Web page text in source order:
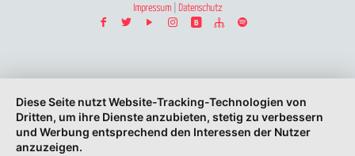
Impressum
Datenschutz
Diese Seite nutzt Website-Tracking-Technologien von
Dritten, um ihre Dienste anzubieten, stetig zu verbessern
und Werbung entsprechend den Interessen der Nutzer
anzuzeigen.